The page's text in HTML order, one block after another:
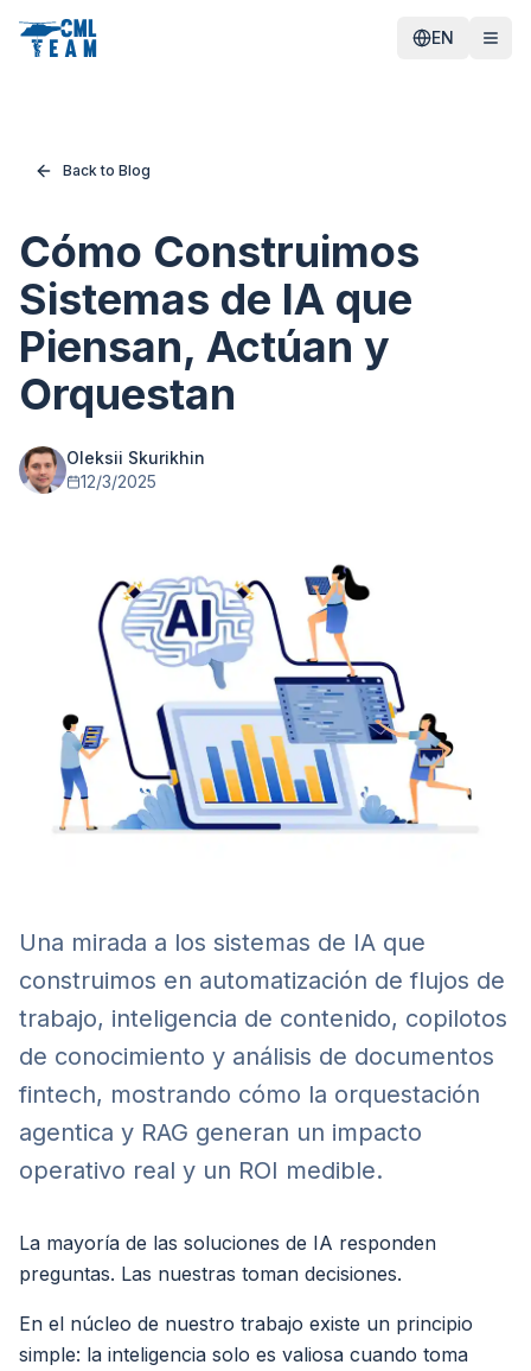
EN
Back to Blog
Cómo Construimos
Sistemas de IA que
Piensan, Actúan y
Orquestan
Oleksii Skurikhin
12/3/2025
Una mirada a los sistemas de IA que
construimos en automatización de flujos de
trabajo, inteligencia de contenido, copilotos
de conocimiento y análisis de documentos
fintech, mostrando cómo la orquestación
agentica y RAG generan un impacto
operativo real y un ROI medible.
La mayoría de las soluciones de IA responden
preguntas. Las nuestras toman decisiones.
En el núcleo de nuestro trabajo existe un principio
simple: la inteligencia solo es valiosa cuando toma